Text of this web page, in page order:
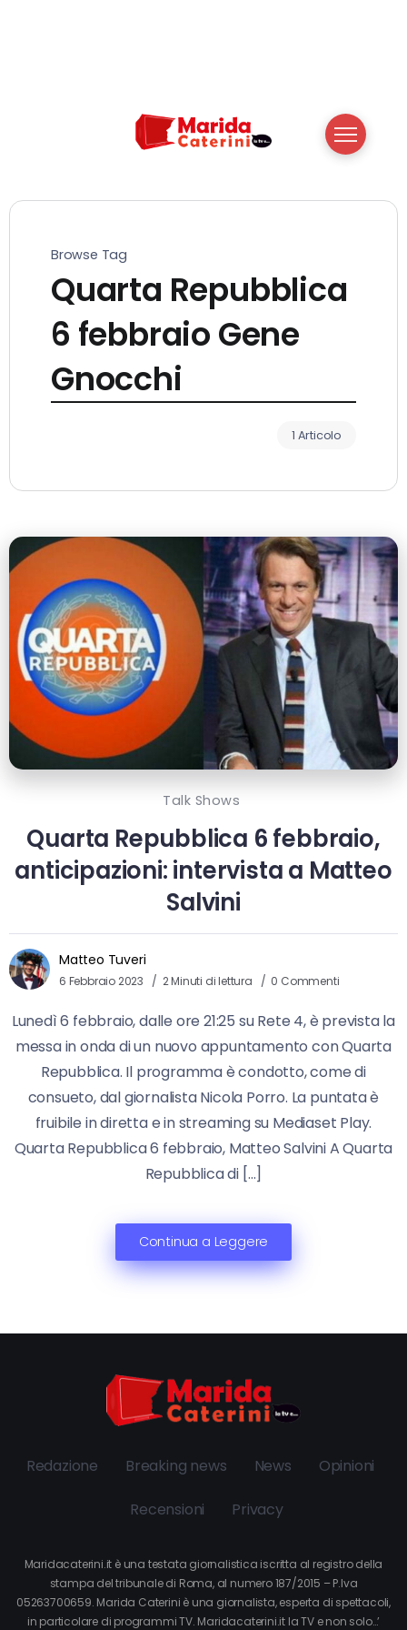
Browse Tag
Quarta Repubblica
6 febbraio Gene
Gnocchi
1 Articolo
Talk Shows
Quarta Repubblica 6 febbraio,
anticipazioni: intervista a Matteo
Salvini
Matteo Tuveri
6 Febbraio 2023 2 Minuti di lettura 0 Commenti
Lunedì 6 febbraio, dalle ore 21:25 su Rete 4, è prevista la
messa in onda di un nuovo appuntamento con Quarta
Repubblica. Il programma è condotto, come di
consueto, dal giornalista Nicola Porro. La puntata è
fruibile in diretta e in streaming su Mediaset Play.
Quarta Repubblica 6 febbraio, Matteo Salvini A Quarta
Repubblica di […]
Continua a Leggere
Redazione Breaking news News Opinioni
Recensioni Privacy
Maridacaterini.it è una testata giornalistica iscritta al registro della
stampa del tribunale di Roma, al numero 187/2015 – P.Iva
05263700659. Marida Caterini è una giornalista, esperta di spettacoli,
in particolare di programmi TV. Maridacaterini.it la TV e non solo…’